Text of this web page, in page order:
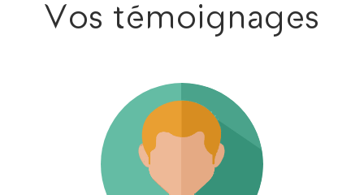
Vos témoignages